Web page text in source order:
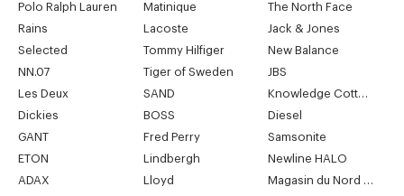
Polo Ralph Lauren
Matinique
The North Face
Rains
Lacoste
Jack & Jones
Selected
Tommy Hilfiger
New Balance
NN.07
Tiger of Sweden
JBS
Les Deux
SAND
Knowledge Cotton Apparel
Dickies
BOSS
Diesel
GANT
Fred Perry
Samsonite
ETON
Lindbergh
Newline HALO
ADAX
Lloyd Magasin du Nord Collection